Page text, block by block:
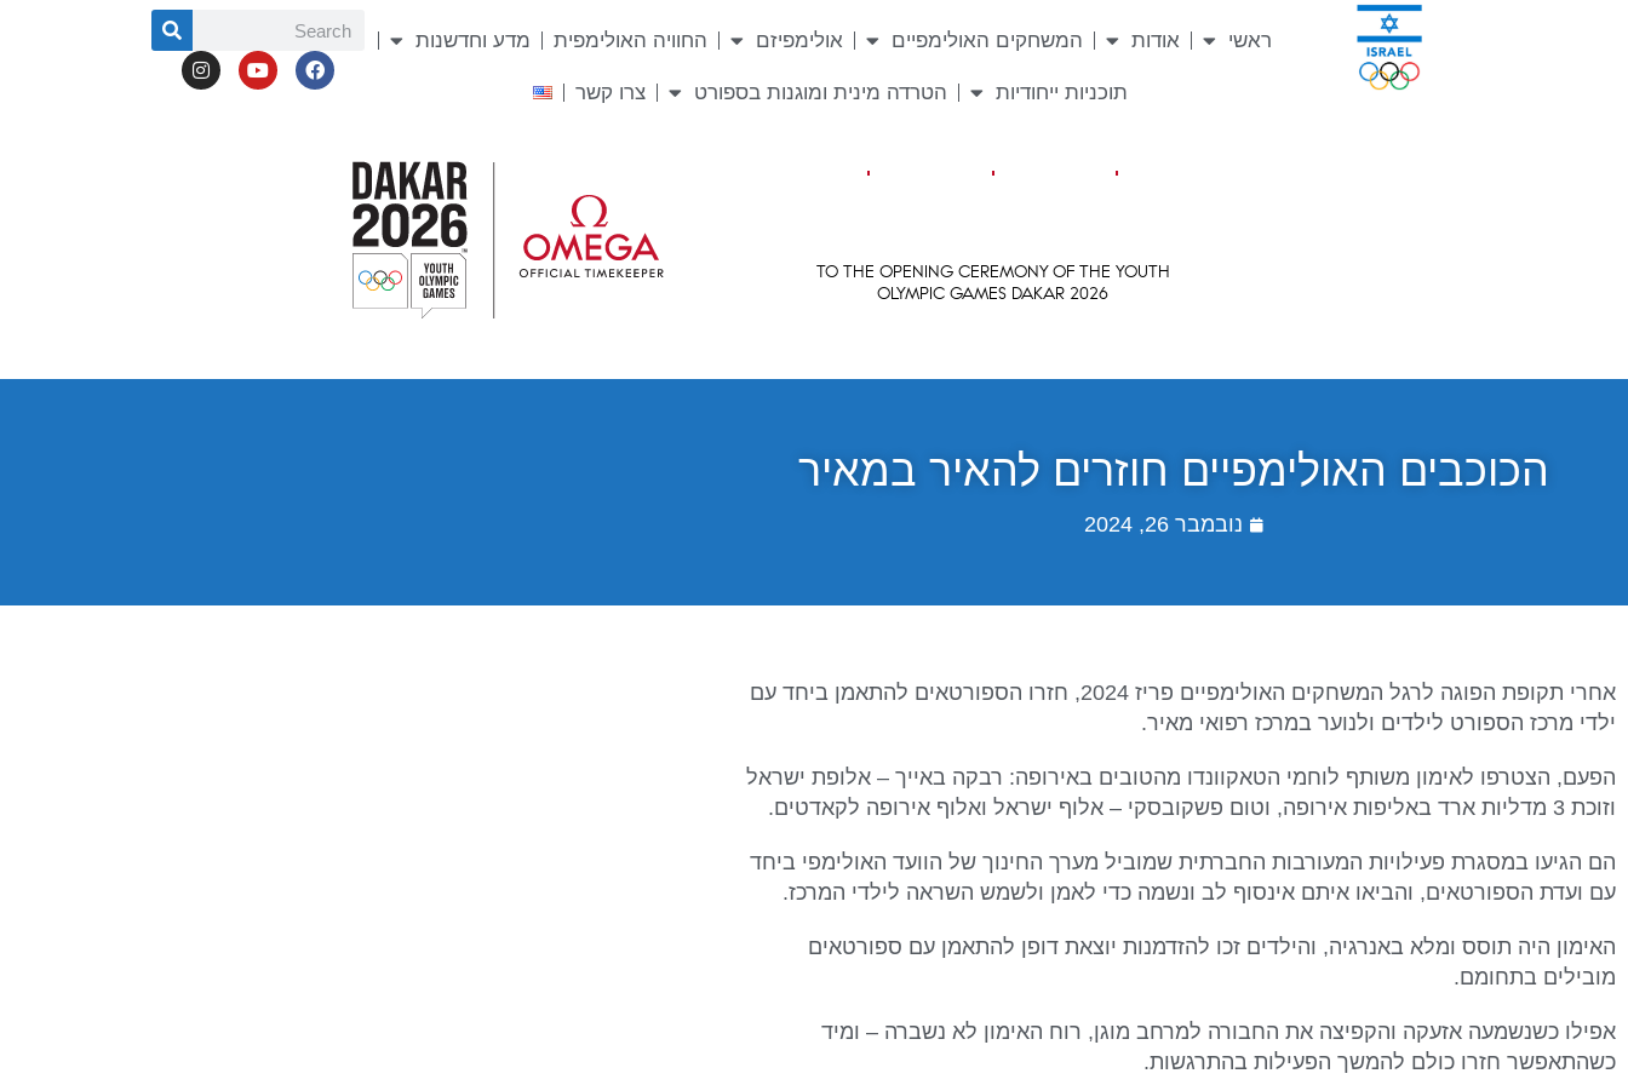
ראשי אודות המשחקים האולימפיים אולימפיזם החוויה האולימפית מדע וחדשנות
תוכניות ייחודיות הטרדה מינית ומוגנות בספורט צרו קשר
הכוכבים האולימפיים חוזרים להאיר במאיר
נובמבר 26, 2024
אחרי תקופת הפוגה לרגל המשחקים האולימפיים פריז 2024, חזרו הספורטאים להתאמן ביחד עם
ילדי מרכז הספורט לילדים ולנוער במרכז רפואי מאיר.
הפעם, הצטרפו לאימון משותף לוחמי הטאקוונדו מהטובים באירופה: רבקה באייך – אלופת ישראל
וזוכת 3 מדליות ארד באליפות אירופה, וטום פשקובסקי – אלוף ישראל ואלוף אירופה לקאדטים.
הם הגיעו במסגרת פעילויות המעורבות החברתית שמוביל מערך החינוך של הוועד האולימפי ביחד
עם ועדת הספורטאים, והביאו איתם אינסוף לב ונשמה כדי לאמן ולשמש השראה לילדי המרכז.
האימון היה תוסס ומלא באנרגיה, והילדים זכו להזדמנות יוצאת דופן להתאמן עם ספורטאים
מובילים בתחומם.
אפילו כשנשמעה אזעקה והקפיצה את החבורה למרחב מוגן, רוח האימון לא נשברה – ומיד
כשהתאפשר חזרו כולם להמשך הפעילות בהתרגשות.